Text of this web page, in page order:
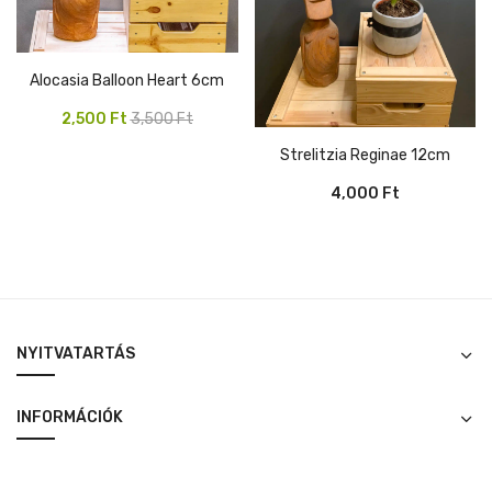
Alocasia Balloon Heart 6cm
3,500Ft
Original
2,500 FtCurrent
Strelitzia Reginae 12cm
4,000 Ft
NYITVATARTÁS
INFORMÁCIÓK